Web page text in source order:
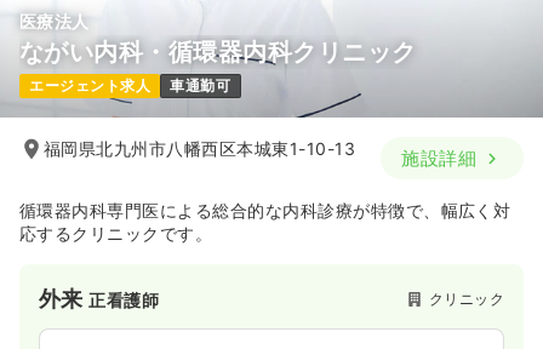
医療法人
ながい内科・循環器内科クリニック
エージェント求人 車通勤可
福岡県北九州市八幡西区本城東1-10-13 施設詳細
循環器内科専門医による総合的な内科診療が特徴で、幅広く対
応するクリニックです。
外来正看護師 クリニック